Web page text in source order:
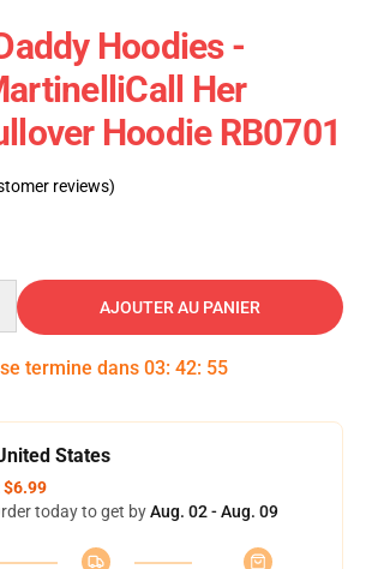
Hoodies -
Her
Hoodie RB0701
reviews)
AJOUTER AU PANIER
termine dans 03: 42: 55
States
$6.99
today to get byAug. 02 - Aug. 09